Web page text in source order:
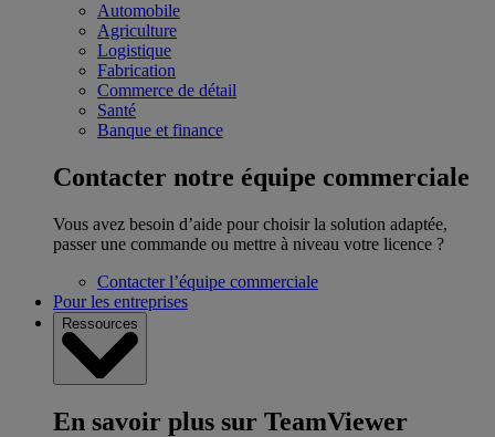
Automobile
Agriculture
Logistique
Fabrication
Commerce de détail
Santé
Banque et finance
Contacter notre équipe commerciale
Vous avez besoin d’aide pour choisir la solution adaptée,
passer une commande ou mettre à niveau votre licence ?
Contacter l’équipe commerciale
Pour les entreprises
Ressources
En savoir plus sur TeamViewer